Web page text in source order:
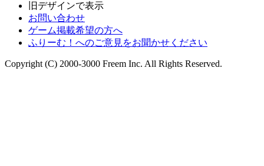
旧デザインで表示
お問い合わせ
ゲーム掲載希望の方へ
ふりーむ！へのご意見をお聞かせください
Copyright (C) 2000-3000 Freem Inc. All Rights Reserved.